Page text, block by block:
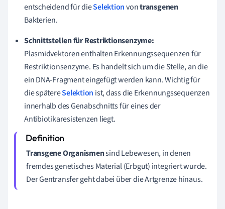
entscheidend für dieSelektionvontransgenen
Bakterien.
Schnittstellen für Restriktionsenzyme:
Plasmidvektoren enthalten Erkennungssequenzen für
Restriktionsenzyme. Es handelt sich um die Stelle, an die
ein DNA-Fragment eingefügt werden kann. Wichtig für
die spätereSelektion ist, dass die Erkennungssequenzen
innerhalb des Genabschnitts für eines der
Antibiotikaresistenzen liegt.
Transgene Organismensind Lebewesen, in denen
fremdes genetisches Material (Erbgut) integriert wurde.
Der Gentransfer geht dabei über die Artgrenze hinaus.